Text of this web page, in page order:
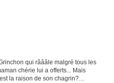
qui râââle malgré tous les
chérie lui a offerts... Mais
la raison de son chagrin?